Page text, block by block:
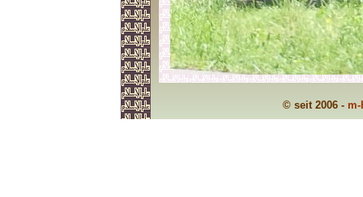
© seit 2006 -